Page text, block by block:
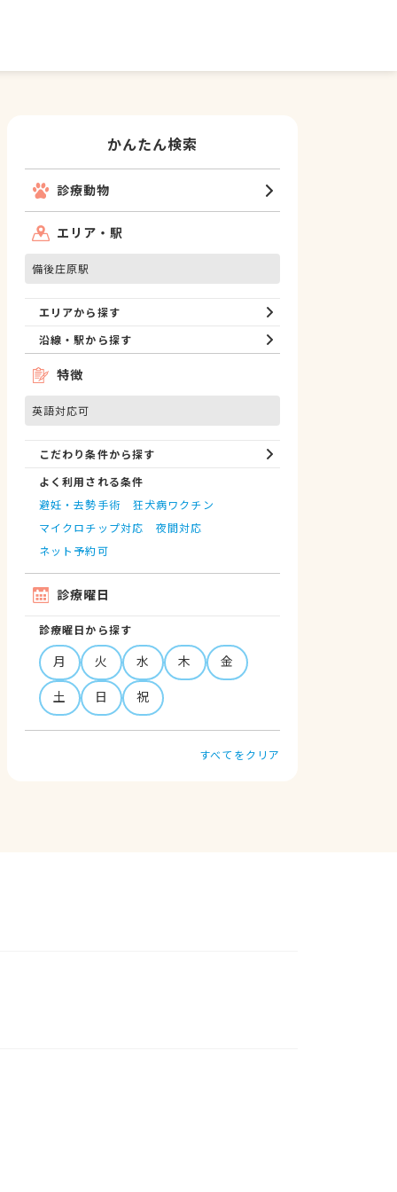
かんたん検索
診療動物
エリア・駅
備後庄原駅
エリアから探す
沿線・駅から探す
特徴
英語対応可
こだわり条件から探す
よく利用される条件
避妊・去勢手術
狂犬病ワクチン
マイクロチップ対応
夜間対応
ネット予約可
診療曜日
診療曜日から探す
月 火 水 木
金
土
日 祝
すべてをクリア